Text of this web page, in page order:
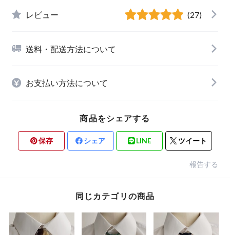
レビュー (27)
送料・配送方法について
お支払い方法について
商品をシェアする
保存 シェア LINE ツイート
報告する
同じカテゴリの商品